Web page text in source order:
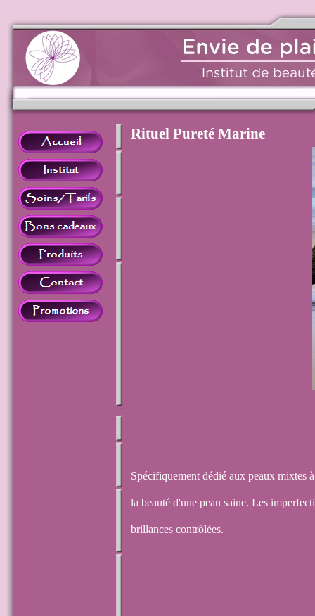
Rituel Pureté Marine
Spécifiquement dédié aux peaux mixtes
la beauté d'une peau saine. Les
brillances contrôlées.